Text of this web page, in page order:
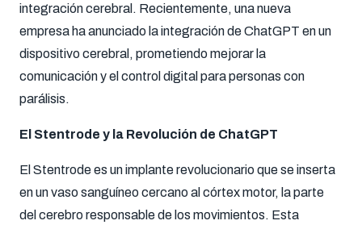
integración cerebral. Recientemente, una nueva
empresa ha anunciado la integración de ChatGPT en un
dispositivo cerebral, prometiendo mejorar la
comunicación y el control digital para personas con
parálisis.
El Stentrode y la Revolución de ChatGPT
El Stentrode es un implante revolucionario que se inserta
en un vaso sanguíneo cercano al córtex motor, la parte
del cerebro responsable de los movimientos. Esta